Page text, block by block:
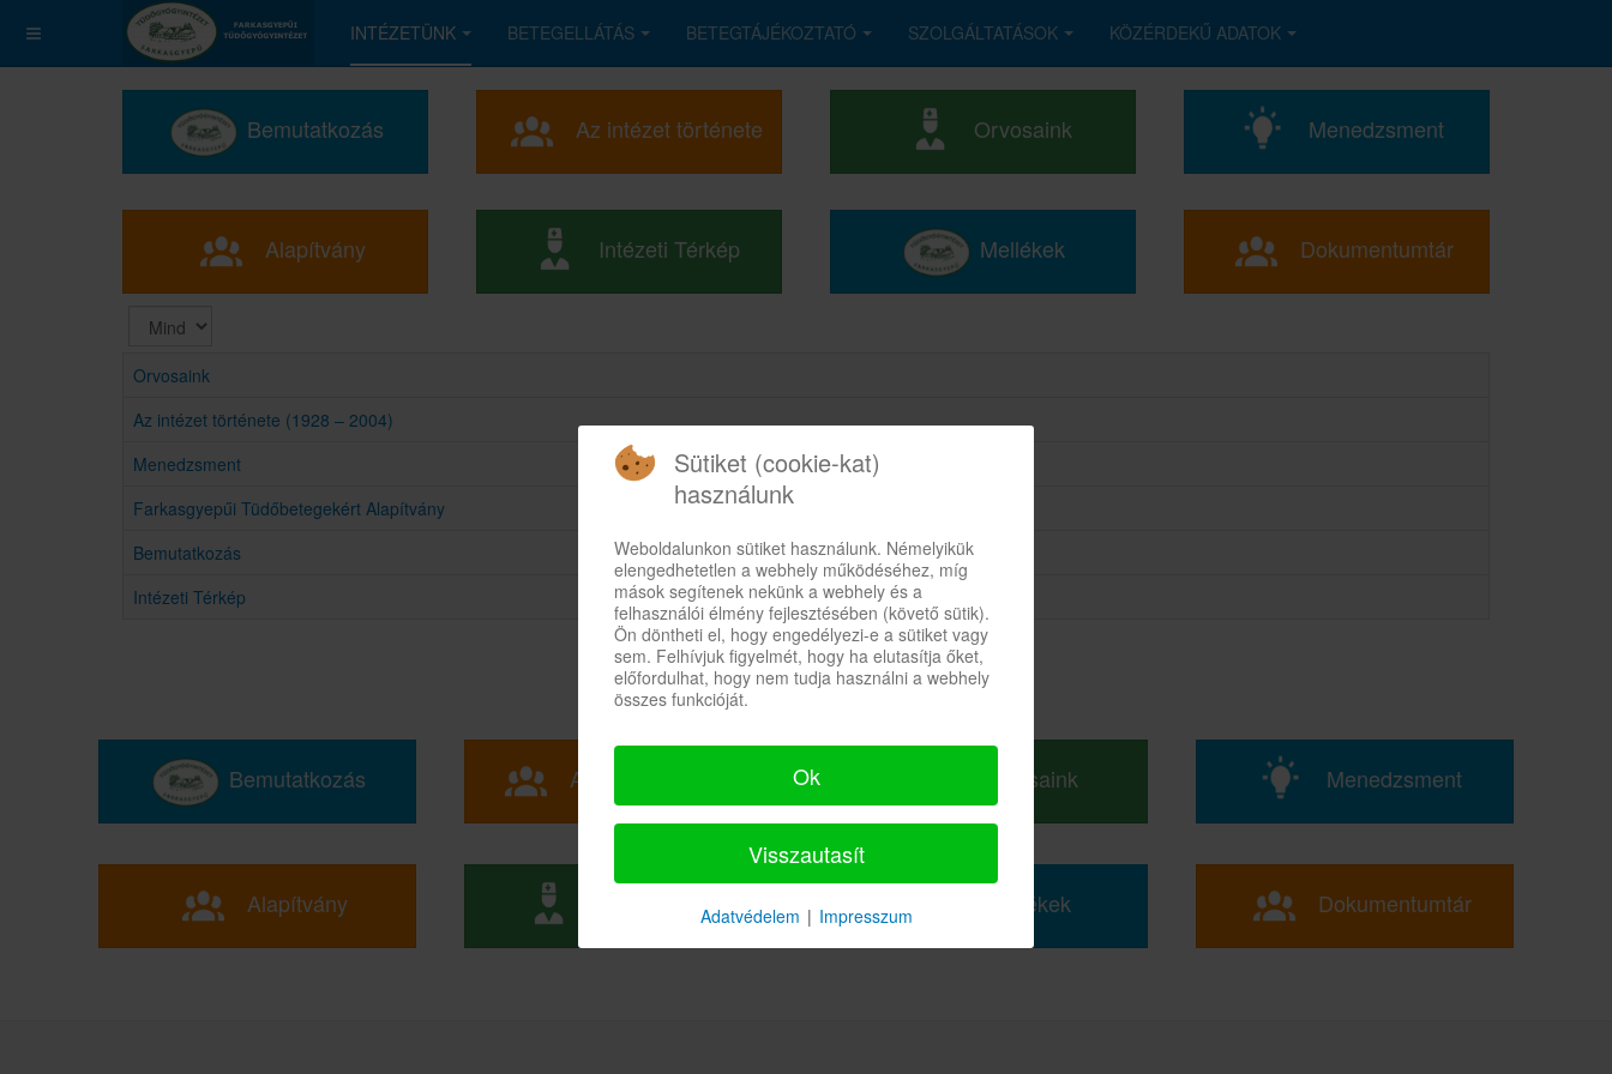
INTÉZETÜNK BETEGELLÁTÁS BETEGTÁJÉKOZTATÓ SZOLGÁLTATÁSOK KÖZÉRDEKŰ ADATOK
Bemutatkozás Az intézet története Orvosaink Menedzsment
Alapítvány Intézeti Térkép Mellékek Dokumentumtár
Tételek
Orvosaink
Az intézet története (1928 – 2004)
Menedzsment
Farkasgyepűi Tüdőbetegekért Alapítvány
Bemutatkozás
Intézeti Térkép
Bemutatkozás Az intézet története Orvosaink Menedzsment
Alapítvány Intézeti Térkép Mellékek Dokumentumtár
Sütiket (cookie-kat)
használunk
Weboldalunkon sütiket használunk. Némelyikük
elengedhetetlen a webhely működéséhez, míg
mások segítenek nekünk a webhely és a
felhasználói élmény fejlesztésében (követő sütik).
Ön döntheti el, hogy engedélyezi-e a sütiket vagy
sem. Felhívjuk figyelmét, hogy ha elutasítja őket,
előfordulhat, hogy nem tudja használni a webhely
összes funkcióját.
Ok
Visszautasít
Adatvédelem | Impresszum